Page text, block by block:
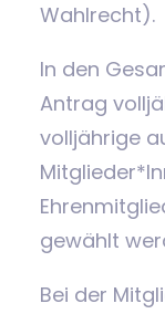
Wahlrecht).
In den
Antrag
volljährige
gewählt
Bei der